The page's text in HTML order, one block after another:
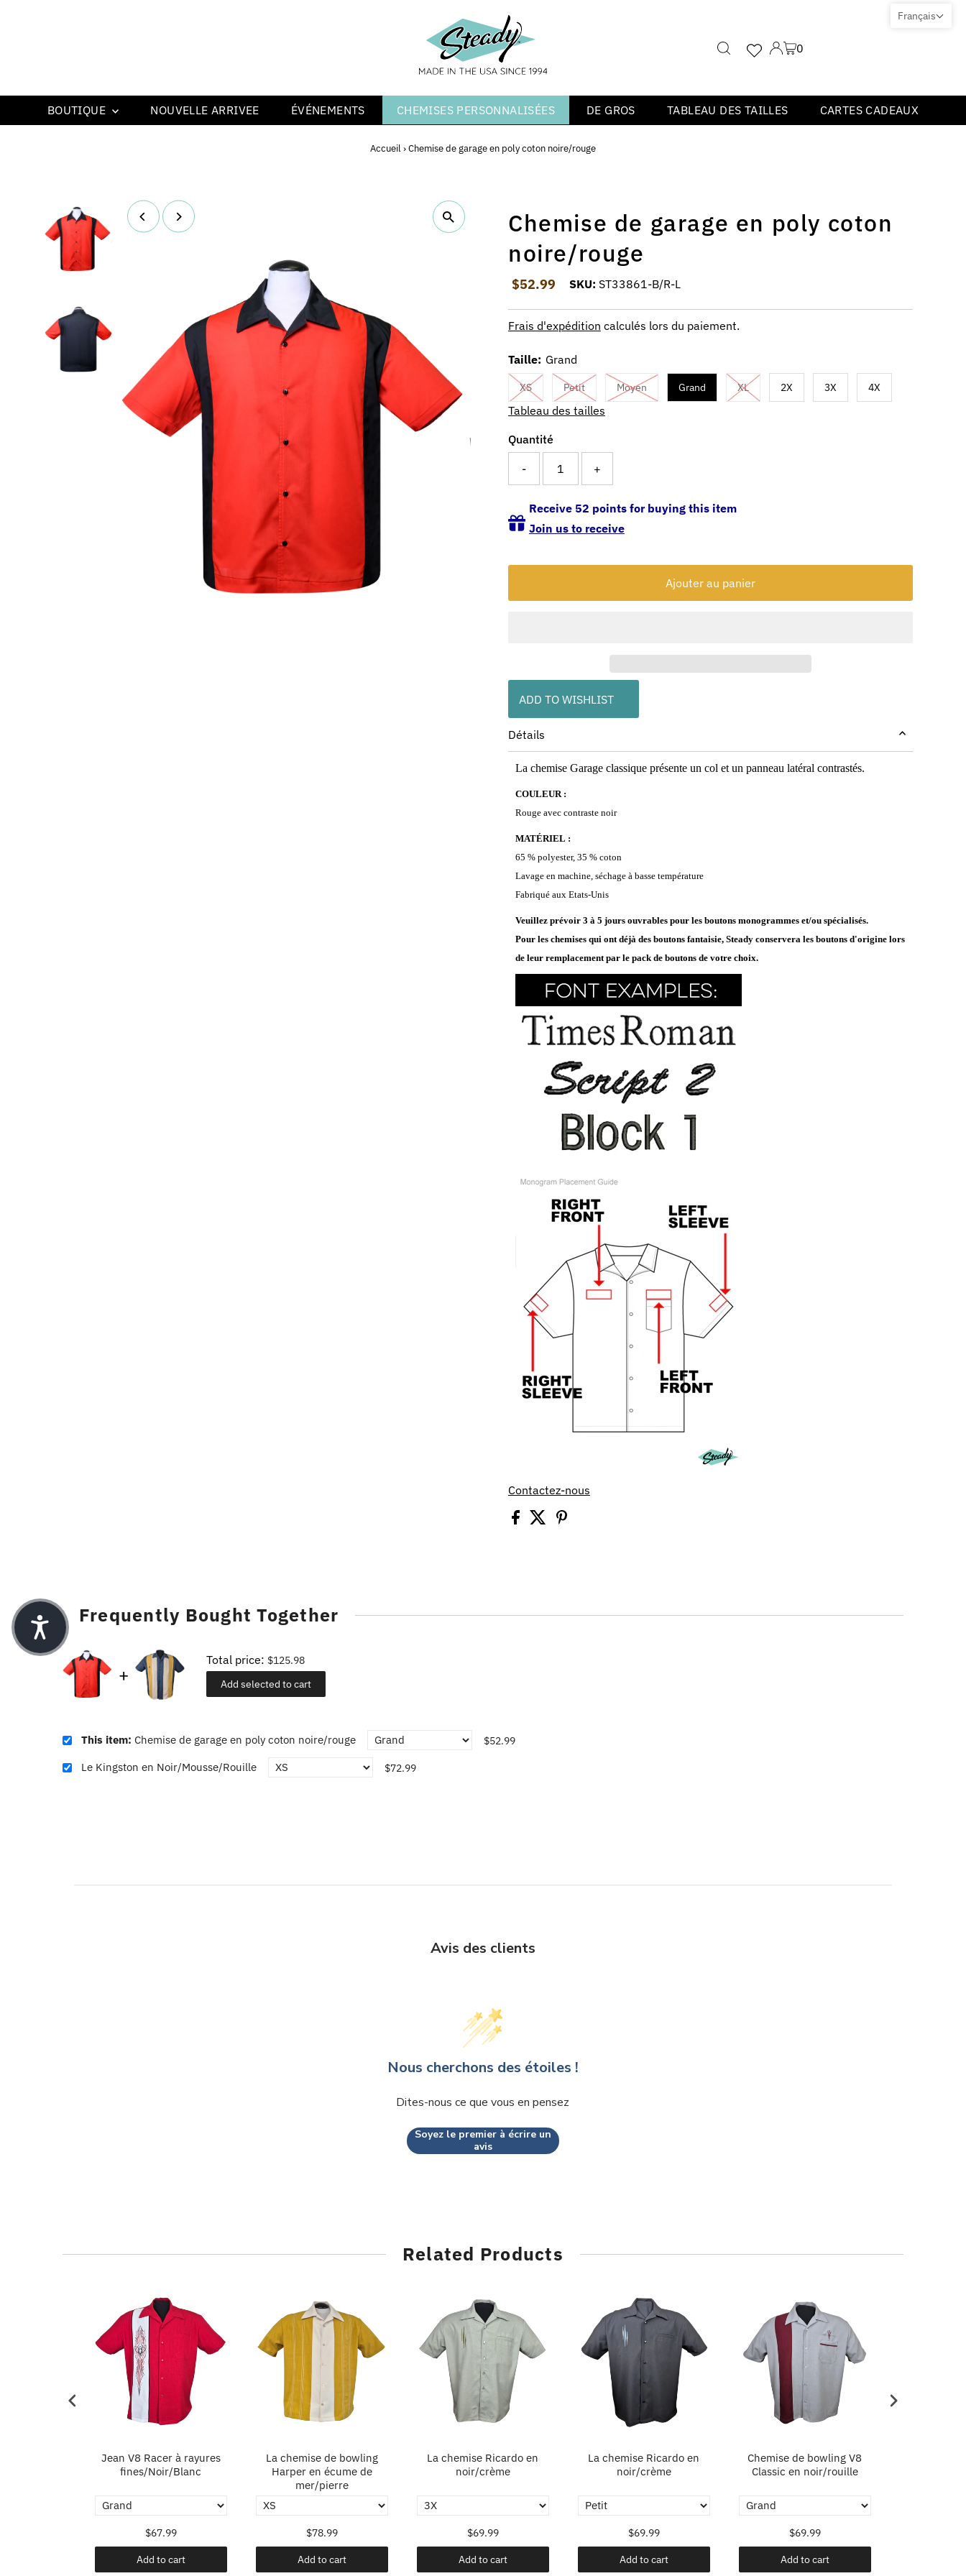
0
BOUTIQUE NOUVELLE ARRIVEE ÉVÉNEMENTS CHEMISES PERSONNALISÉES DE GROS TABLEAU DES TAILLES CARTES CADEAUX
Accueil›Chemise de garage en poly coton noire/rouge
Chemise de garage en poly coton
noire/rouge
Prix ordinaire
$52.99 SKU: ST33861-B/R-L
Frais d'expédition calculés lors du paiement.
Taille: Grand
XS Petit Moyen Grand XL 2X 3X 4X
Tableau des tailles
Quantité
- +
Receive 52 points for buying this item
Join us to receive
ADD TO WISHLIST
Détails
La chemise Garage classique présente un col et un panneau latéral contrastés.
COULEUR :
Rouge avec contraste noir
MATÉRIEL :
65 % polyester, 35 % coton
Lavage en machine, séchage à basse température
Fabriqué aux Etats-Unis
Veuillez prévoir 3 à 5 jours ouvrables pour les boutons monogrammes et/ou spécialisés.
Pour les chemises qui ont déjà des boutons fantaisie, Steady conservera les boutons d'origine lors
de leur remplacement par le pack de boutons de votre choix.
Contactez-nous
Frequently Bought Together
Total price: $125.98
Add selected to cart
This item: Chemise de garage en poly coton noire/rouge $52.99
Le Kingston en Noir/Mousse/Rouille $72.99
Avis des clients
Nous cherchons des étoiles !
Dites-nous ce que vous en pensez
Soyez le premier à écrire un
avis
Related Products
Jean V8 Racer à rayures
fines/Noir/Blanc
$67.99
Add to cart
La chemise de bowling
Harper en écume de
mer/pierre
$78.99
Add to cart
La chemise Ricardo en
noir/crème
$69.99
Add to cart
La chemise Ricardo en
noir/crème
$69.99
Add to cart
Chemise de bowling V8
Classic en noir/rouille
$69.99
Add to cart
Français